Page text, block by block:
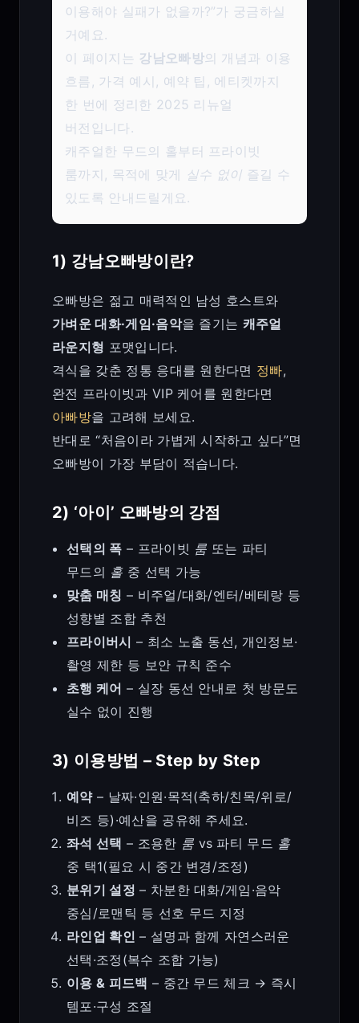
이용해야 실패가 없을까?”가 궁금하실
거예요.
이 페이지는 강남오빠방의 개념과 이용
흐름, 가격 예시, 예약 팁, 에티켓까지
한 번에 정리한 2025 리뉴얼
버전입니다.
캐주얼한 무드의 홀부터 프라이빗
룸까지, 목적에 맞게 실수 없이 즐길 수
있도록 안내드릴게요.
1) 강남오빠방이란?
오빠방은 젊고 매력적인 남성 호스트와
가벼운 대화·게임·음악을 즐기는 캐주얼
라운지형 포맷입니다.
격식을 갖춘 정통 응대를 원한다면 정빠,
완전 프라이빗과 VIP 케어를 원한다면
아빠방을 고려해 보세요.
반대로 “처음이라 가볍게 시작하고 싶다”면
오빠방이 가장 부담이 적습니다.
2) ‘아이’ 오빠방의 강점
선택의 폭 – 프라이빗 룸 또는 파티
무드의 홀중 선택 가능
맞춤 매칭 – 비주얼/대화/엔터/베테랑 등
성향별 조합 추천
프라이버시 – 최소 노출 동선, 개인정보·
촬영 제한 등 보안 규칙 준수
초행 케어 – 실장 동선 안내로 첫 방문도
실수 없이 진행
3) 이용방법 – Step by Step
예약– 날짜·인원·목적(축하/친목/위로/
비즈 등)·예산을 공유해 주세요.
좌석 선택 – 조용한 룸 vs 파티 무드 홀
중 택1(필요 시 중간 변경/조정)
분위기 설정 – 차분한 대화/게임·음악
중심/로맨틱 등 선호 무드 지정
라인업 확인 – 설명과 함께 자연스러운
선택·조정(복수 조합 가능)
이용 & 피드백 – 중간 무드 체크 → 즉시
템포·구성 조절